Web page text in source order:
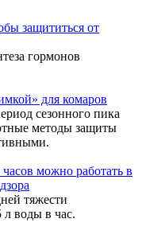
60 млрд рублей в